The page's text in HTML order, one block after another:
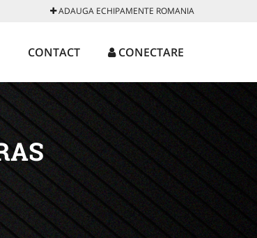
ADAUGA ECHIPAMENTE ROMANIA
CONTACT CONECTARE